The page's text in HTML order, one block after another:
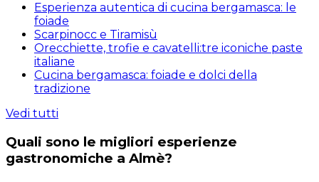
Esperienza autentica di cucina bergamasca: le
foiade
Scarpinocc e Tiramisù
Orecchiette, trofie e cavatelli:tre iconiche paste
italiane
Cucina bergamasca: foiade e dolci della
tradizione
Vedi tutti
Quali sono le migliori esperienze
gastronomiche a Almè?